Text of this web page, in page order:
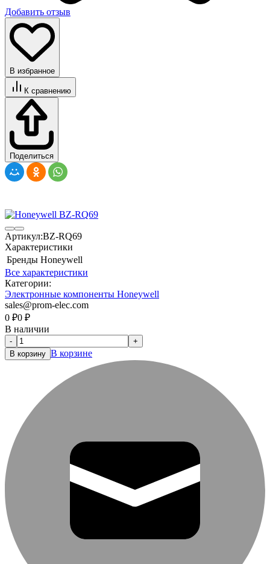
Добавить отзыв
В избранное
К сравнению
Поделиться
Артикул:BZ-RQ69
Характеристики
Бренды Honeywell
Все характеристики
Категории:
Электронные компоненты Honeywell
sales@prom-elec.com
0 ₽0 ₽
В наличии
-
+
В корзину В корзине